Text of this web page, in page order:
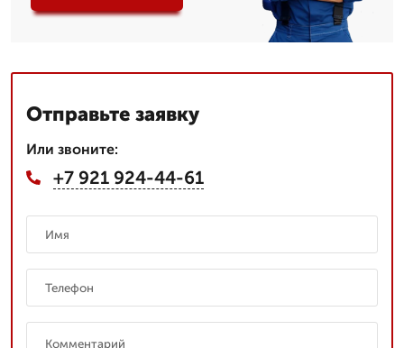
Отправьте заявку
Или звоните:
+7 921 924-44-61